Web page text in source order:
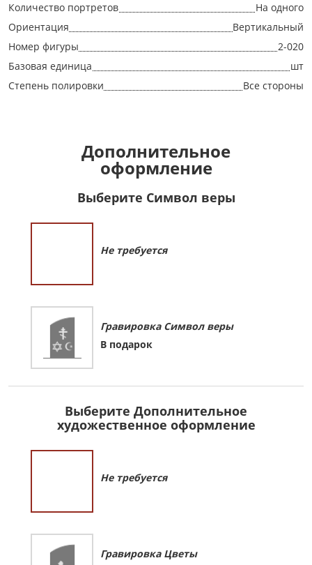
Количество портретов
На одного
Ориентация
Вертикальный
Номер фигуры
2-020
Базовая единица
шт
Степень полировки
Все стороны
Дополнительное
оформление
Выберите Символ веры
Не требуется
Гравировка Символ веры
В подарок
Выберите Дополнительное
художественное оформление
Не требуется
Гравировка Цветы